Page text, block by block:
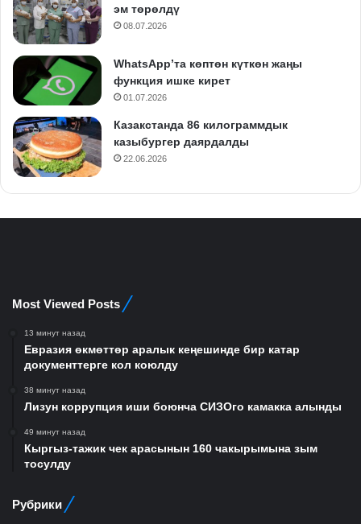
эм төрөлдү
08.07.2026
WhatsApp’та көптөн күткөн жаңы
функция ишке кирет
01.07.2026
Казакстанда 86 килограммдык
казыбургер даярдалды
22.06.2026
Most Viewed Posts
13 минут назад
Евразия өкмөттөр аралык кеңешинде бир катар
документтерге кол коюлду
38 минут назад
Лизун коррупция иши боюнча СИЗОго камакка алынды
49 минут назад
Кыргыз-тажик чек арасынын 160 чакырымына зым
тосулду
Рубрики